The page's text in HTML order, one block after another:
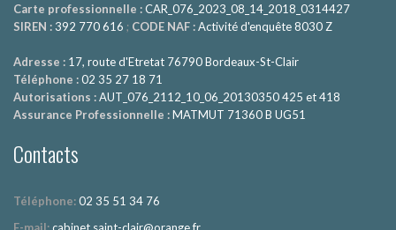
Carte professionnelle :CAR_076_2023_08_14_2018_0314427
SIREN : 392 770 616 ; CODE NAF :Activité d'enquête 8030 Z
Adresse : 17, route d'Etretat 76790 Bordeaux-St-Clair
Téléphone :02 35 27 18 71
Autorisations :AUT_076_2112_10_06_20130350 425 et 418
Assurance Professionnelle :MATMUT 71360 B UG51
Contacts
Téléphone:02 35 51 34 76